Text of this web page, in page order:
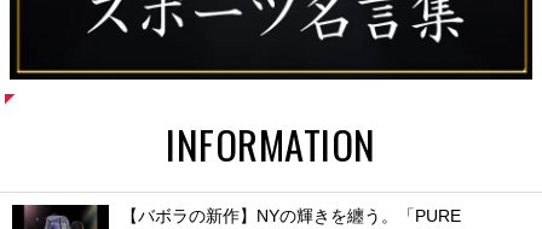
INFORMATION
【バボラの新作】NYの輝きを纏う。「PURE